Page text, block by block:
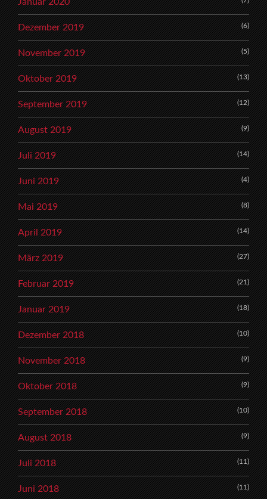
Januar 2020
Dezember 2019 (6)
November 2019 (5)
Oktober 2019 (13)
September 2019 (12)
August 2019 (9)
Juli 2019 (14)
Juni 2019 (4)
Mai 2019 (8)
April 2019 (14)
März 2019 (27)
Februar 2019 (21)
Januar 2019 (18)
Dezember 2018 (10)
November 2018 (9)
Oktober 2018 (9)
September 2018 (10)
August 2018 (9)
Juli 2018 (11)
Juni 2018 (11)